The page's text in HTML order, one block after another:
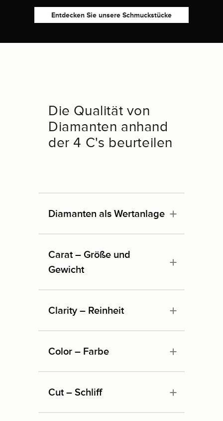
Entdecken Sie unsere Schmuckstücke
Die Qualität von
Diamanten anhand
der 4 C's beurteilen
Diamanten als Wertanlage
Carat – Größe und
Gewicht
Clarity – Reinheit
Color – Farbe
Cut – Schliff